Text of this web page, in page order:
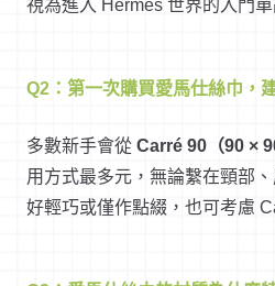
視為進入 Hermès 世界的入門單
Q2：第一次購買愛馬仕絲巾，
多數新手會從 Carré 90（90 ×
用方式最多元，無論繫在頸部
好輕巧或僅作點綴，也可考慮